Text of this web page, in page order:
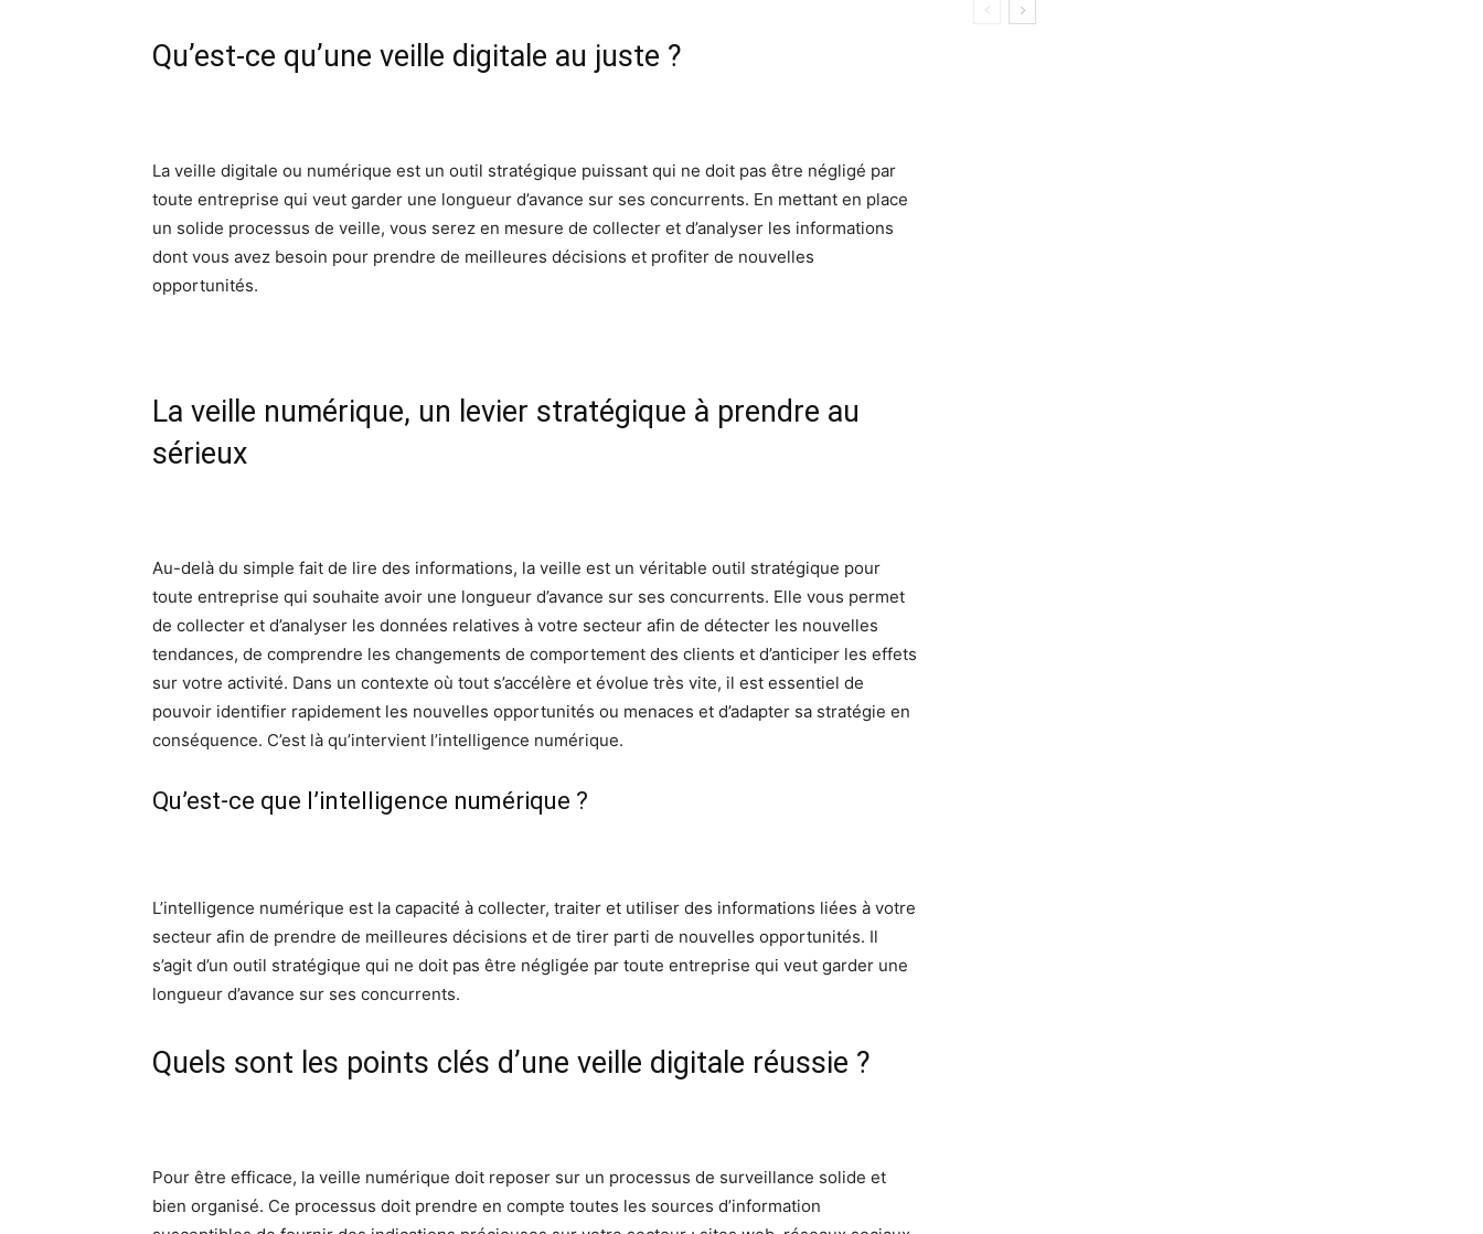
Qu’est-ce qu’une veille digitale au juste ?
La veille digitale ou numérique est un outil stratégique puissant qui ne doit pas être négligé par
toute entreprise qui veut garder une longueur d’avance sur ses concurrents. En mettant en place
un solide processus de veille, vous serez en mesure de collecter et d’analyser les informations
dont vous avez besoin pour prendre de meilleures décisions et profiter de nouvelles
opportunités.
La veille numérique, un levier stratégique à prendre au
sérieux
Au-delà du simple fait de lire des informations, la veille est un véritable outil stratégique pour
toute entreprise qui souhaite avoir une longueur d’avance sur ses concurrents. Elle vous permet
de collecter et d’analyser les données relatives à votre secteur afin de détecter les nouvelles
tendances, de comprendre les changements de comportement des clients et d’anticiper les effets
sur votre activité. Dans un contexte où tout s’accélère et évolue très vite, il est essentiel de
pouvoir identifier rapidement les nouvelles opportunités ou menaces et d’adapter sa stratégie en
conséquence. C’est là qu’intervient l’intelligence numérique.
Qu’est-ce que l’intelligence numérique ?
L’intelligence numérique est la capacité à collecter, traiter et utiliser des informations liées à votre
secteur afin de prendre de meilleures décisions et de tirer parti de nouvelles opportunités. Il
s’agit d’un outil stratégique qui ne doit pas être négligée par toute entreprise qui veut garder une
longueur d’avance sur ses concurrents.
Quels sont les points clés d’une veille digitale réussie ?
Pour être efficace, la veille numérique doit reposer sur un processus de surveillance solide et
bien organisé. Ce processus doit prendre en compte toutes les sources d’information